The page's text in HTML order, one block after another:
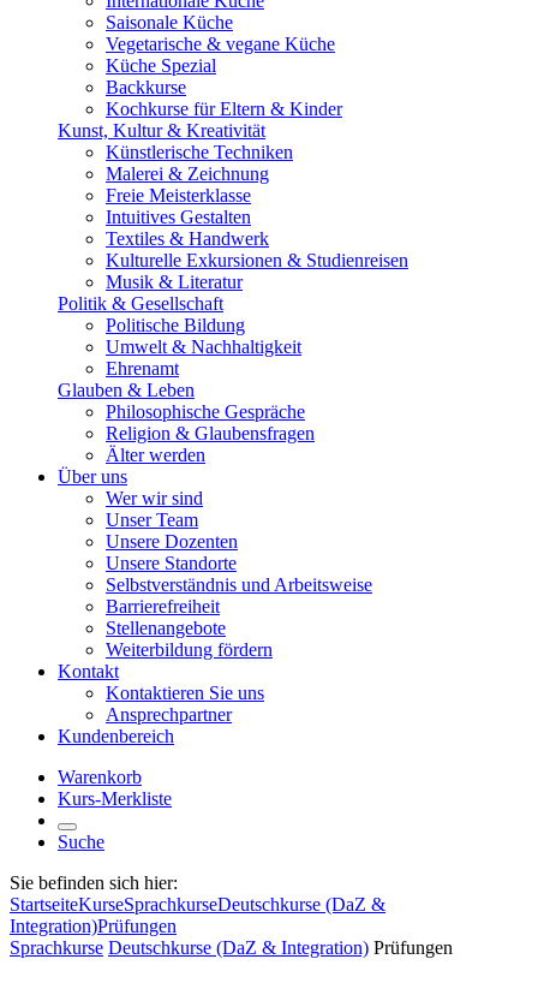
Saisonale Küche
Vegetarische & vegane Küche
Küche Spezial
Backkurse
Kochkurse für Eltern & Kinder
Kunst, Kultur & Kreativität
Künstlerische Techniken
Malerei & Zeichnung
Freie Meisterklasse
Intuitives Gestalten
Textiles & Handwerk
Kulturelle Exkursionen & Studienreisen
Musik & Literatur
Politik & Gesellschaft
Politische Bildung
Umwelt & Nachhaltigkeit
Ehrenamt
Glauben & Leben
Philosophische Gespräche
Religion & Glaubensfragen
Älter werden
Über uns
Wer wir sind
Unser Team
Unsere Dozenten
Unsere Standorte
Selbstverständnis und Arbeitsweise
Barrierefreiheit
Stellenangebote
Weiterbildung fördern
Kontakt
Kontaktieren Sie uns
Ansprechpartner
Kundenbereich
Warenkorb
Kurs-Merkliste
Suche
Sie befinden sich hier:
StartseiteKurseSprachkurseDeutschkurse (DaZ &
Integration)Prüfungen
Sprachkurse Deutschkurse (DaZ & Integration) Prüfungen